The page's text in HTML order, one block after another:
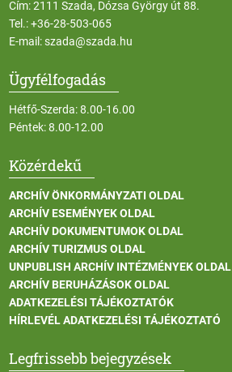
Cím: 2111 Szada, Dózsa György út 88.
Tel.:+36-28-503-065
E-mail:szada@szada.hu
Ügyfélfogadás
Hétfő-Szerda: 8.00-16.00
Péntek: 8.00-12.00
Közérdekű
ARCHÍV ÖNKORMÁNYZATI OLDAL
ARCHÍV ESEMÉNYEK OLDAL
ARCHÍV DOKUMENTUMOK OLDAL
ARCHÍV TURIZMUS OLDAL
UNPUBLISH ARCHÍV INTÉZMÉNYEK OLDAL
ARCHÍV BERUHÁZÁSOK OLDAL
ADATKEZELÉSI TÁJÉKOZTATÓK
HÍRLEVÉL ADATKEZELÉSI TÁJÉKOZTATÓ
Legfrissebb bejegyzések